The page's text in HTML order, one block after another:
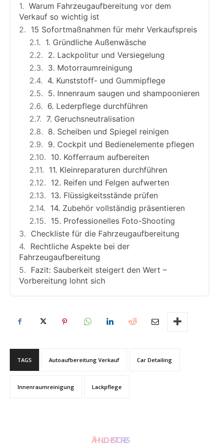
Warum Fahrzeugaufbereitung vor dem
Verkauf so wichtig ist
15 Sofortmaßnahmen für mehr Verkaufspreis
1. Gründliche Außenwäsche
2. Lackpolitur und Versiegelung
3. Motorraumreinigung
4. Kunststoff- und Gummipflege
5. Innenraum saugen und shampoonieren
6. Lederpflege durchführen
7. Geruchsneutralisation
8. Scheiben und Spiegel reinigen
9. Cockpit und Bedienelemente pflegen
10. Kofferraum aufbereiten
11. Kleinreparaturen durchführen
12. Reifen und Felgen aufwerten
13. Flüssigkeitsstände prüfen
14. Zubehör vollständig präsentieren
15. Professionelles Foto-Shooting
Checkliste für die Fahrzeugaufbereitung
Rechtliche Aspekte bei der
Fahrzeugaufbereitung
Fazit: Sauberkeit steigert den Wert –
Vorbereitung lohnt sich
TAGS Autoaufbereitung Verkauf Car Detailing
Innenraumreinigung Lackpflege
ÄHNLICHE STORIES